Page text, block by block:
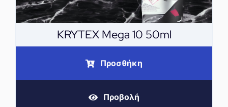
KRYTEX Mega 10 50ml
Προσθήκη
Προβολή